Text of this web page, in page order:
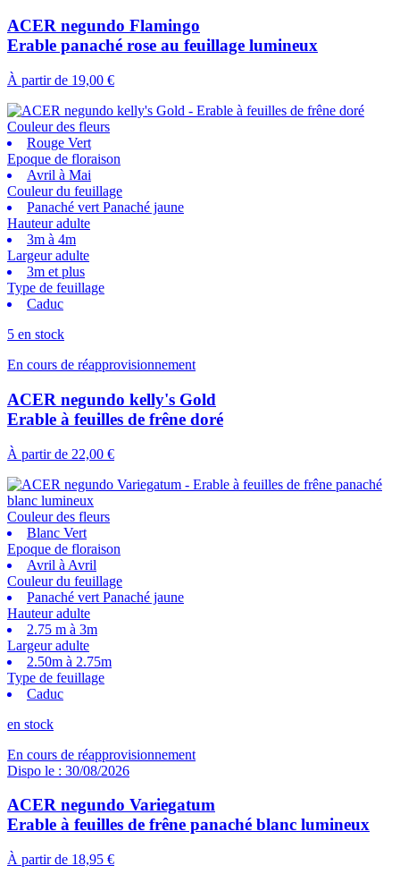
ACER negundo Flamingo
Erable panaché rose au feuillage lumineux
À partir de 19,00 €
Couleur des fleurs
Rouge Vert
Epoque de floraison
Avril à Mai
Couleur du feuillage
Panaché vert Panaché jaune
Hauteur adulte
3m à 4m
Largeur adulte
3m et plus
Type de feuillage
Caduc
5 en stock
En cours de réapprovisionnement
ACER negundo kelly's Gold
Erable à feuilles de frêne doré
À partir de 22,00 €
Couleur des fleurs
Blanc Vert
Epoque de floraison
Avril à Avril
Couleur du feuillage
Panaché vert Panaché jaune
Hauteur adulte
2.75 m à 3m
Largeur adulte
2.50m à 2.75m
Type de feuillage
Caduc
en stock
En cours de réapprovisionnement
Dispo le : 30/08/2026
ACER negundo Variegatum
Erable à feuilles de frêne panaché blanc lumineux
À partir de 18,95 €